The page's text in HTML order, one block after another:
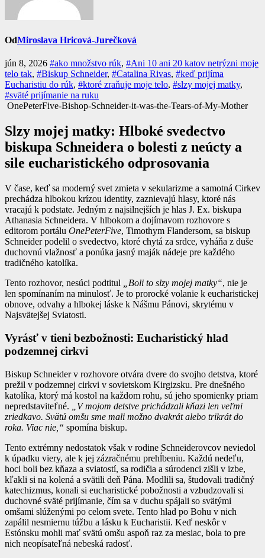
OdMiroslava Hricová-Jurečková
jún 8, 2026 #ako množstvo rúk, #Ani 10 ani 20 katov netrýzni moje
telo tak, #Biskup Schneider, #Catalina Rivas, #keď prijíma
Eucharistiu do rúk, #ktoré zraňuje moje telo, #slzy mojej matky,
#sväté prijímanie na ruku
OnePeterFive-Bishop-Schneider-it-was-the-Tears-of-My-Mother
Slzy mojej matky: Hlboké svedectvo
biskupa Schneidera o bolesti z neúcty a
sile eucharistického odprosovania
V čase, keď sa moderný svet zmieta v sekularizme a samotná Cirkev
prechádza hlbokou krízou identity, zaznievajú hlasy, ktoré nás
vracajú k podstate. Jedným z najsilnejších je hlas J. Ex. biskupa
Athanasia Schneidera. V hlbokom a dojímavom rozhovore s
editorom portálu OnePeterFive, Timothym Flandersom, sa biskup
Schneider podelil o svedectvo, ktoré chytá za srdce, vyháňa z duše
duchovnú vlažnosť a ponúka jasný maják nádeje pre každého
tradičného katolíka.
Tento rozhovor, nesúci podtitul
„Boli to slzy mojej matky“, nie je
len spomínaním na minulosť. Je to prorocké volanie k eucharistickej
obnove, odvahy a hlbokej láske k Nášmu Pánovi, skrytému v
Najsvätejšej Sviatosti.
Vyrásť v tieni bezbožnosti: Eucharistický hlad
podzemnej cirkvi
Biskup Schneider v rozhovore otvára dvere do svojho detstva, ktoré
prežil v podzemnej cirkvi v sovietskom Kirgizsku. Pre dnešného
katolíka, ktorý má kostol na každom rohu, sú jeho spomienky priam
nepredstaviteľné.
„V mojom detstve prichádzali kňazi len veľmi
zriedkavo. Svätú omšu sme mali možno dvakrát alebo trikrát do
roka. Viac nie,“ spomína biskup.
Tento extrémny nedostatok však v rodine Schneiderovcov neviedol
k úpadku viery, ale k jej zázračnému prehĺbeniu. Každú nedeľu,
hoci boli bez kňaza a sviatostí, sa rodičia a súrodenci zišli v izbe,
kľakli si na kolená a svätili deň Pána. Modlili sa, študovali tradičný
katechizmus, konali si eucharistické pobožnosti a vzbudzovali si
duchovné sväté prijímanie, čím sa v duchu spájali so svätými
omšami slúženými po celom svete. Tento hlad po Bohu v nich
zapálil nesmiernu túžbu a lásku k Eucharistii. Keď neskôr v
Estónsku mohli mať svätú omšu aspoň raz za mesiac, bola to pre
nich neopísateľná nebeská radosť.